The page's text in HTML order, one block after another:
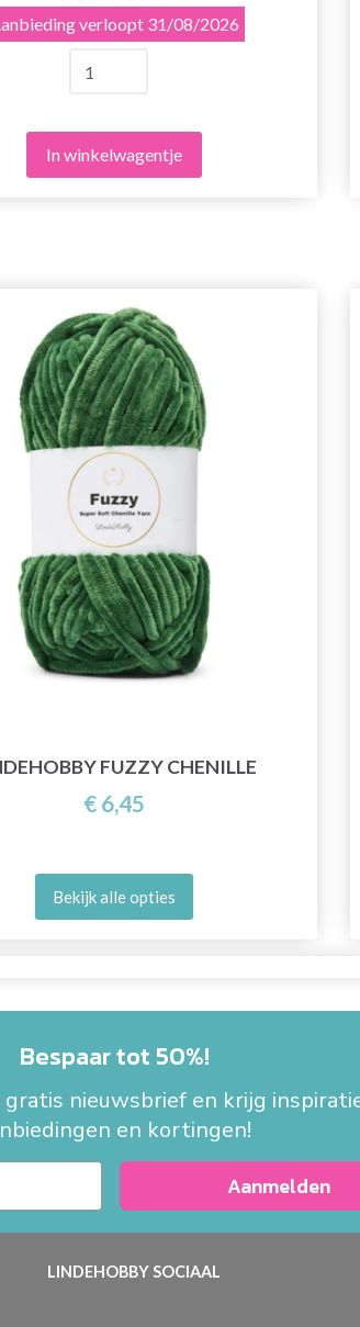
verloopt 31/08/2026
In winkelwagentje
FUZZY CHENILLE
€ 6,45
Bekijk alle opties
Bespaar tot 50%!
nieuwsbrief en krijg
en kortingen!
Aanmelden
LINDEHOBBY SOCIAAL